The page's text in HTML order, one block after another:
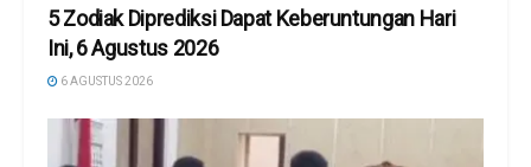
5 Zodiak Diprediksi Dapat Keberuntungan Hari
Ini, 6 Agustus 2026
6 AGUSTUS 2026